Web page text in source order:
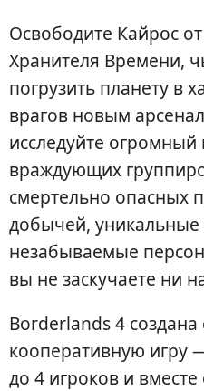
Освободите Кайрос
Хранителя Времени,
погрузить планету в
врагов новым
исследуйте
враждующих
смертельно опасных
добычей, уникальные
незабываемые
вы не заскучаете ни
Borderlands 4
кооперативную игру
до 4 игроков и вместе